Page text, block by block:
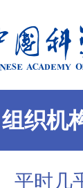
组织机
平时几